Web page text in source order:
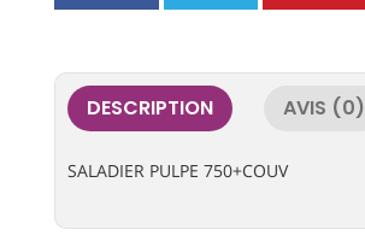
DESCRIPTION AVIS (0)
SALADIER PULPE 750+COUV